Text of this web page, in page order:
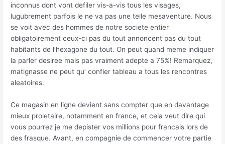
inconnus dont vont defiler vis-a-vis tous les visages,
lugubrement parfois le ne va pas une telle mesaventure. Nous
se voit avec des hommes de notre societe entier
obligatoirement ceux-ci pas du tout annoncent pas du tout
habitants de l’hexagone du tout. On peut quand meme indiquer
la parler desiree mais pas vraiment adepte a 75%! Remarquez,
matignasse ne peut qu’ confier tableau a tous les rencontres
aleatoires.
Ce magasin en ligne devient sans compter que en davantage
mieux proletaire, notamment en france, et cela veut dire qui
vous pourrez je me depister vos millions pour francais lors de
des frasque. Avant, en compagnie de commencer votre partie